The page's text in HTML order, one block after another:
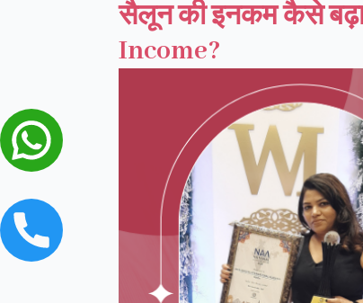
सैलून की इनकम कैसे
Income?